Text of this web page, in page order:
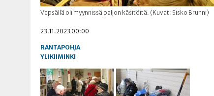
Vepsällä oli myynnissä paljon käsitöitä. (Kuvat: Sisko Brunni)
23.11.2023 00:00
RANTAPOHJA
YLIKIIMINKI